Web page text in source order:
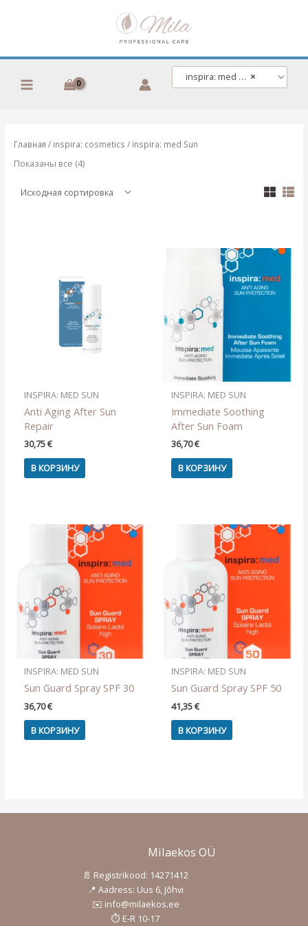
×
inspira: med Sun
Главная / inspira: cosmetics / inspira: med Sun
Показаны все (4)
INSPIRA: MED SUN
Anti Aging After Sun
Repair
30,75€
В КОРЗИНУ
INSPIRA: MED SUN
Immediate Soothing
After Sun Foam
36,70€
В КОРЗИНУ
INSPIRA: MED SUN
Sun Guard Spray SPF 30
36,70€
В КОРЗИНУ
INSPIRA: MED SUN
Sun Guard Spray SPF 50
41,35€
В КОРЗИНУ
Milaekos OÜ
📄 Registrikood: 14271412
📍 Aadress: Uus 6, Jõhvi
✉️ info@milaekos.ee
⏱️ E-R 10-17